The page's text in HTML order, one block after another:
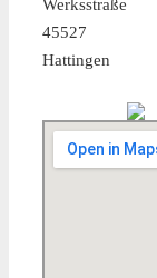
Werksstraße
45527
Hattingen